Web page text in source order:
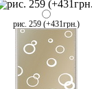
рис. 259 (+431грн.)